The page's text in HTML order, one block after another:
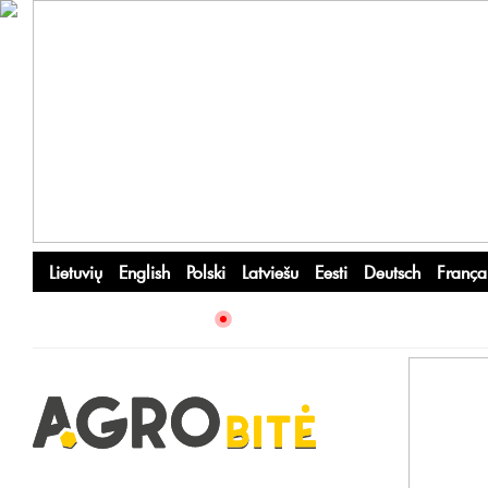
Lietuvių English Polski Latviešu Eesti Deutsch